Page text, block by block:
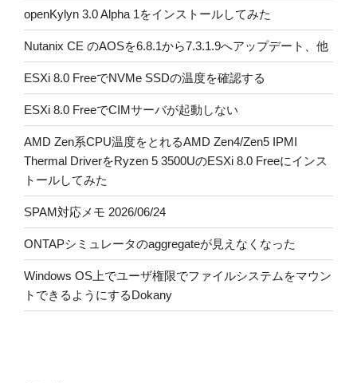
openKylyn 3.0 Alpha 1をインストールしてみた
Nutanix CE のAOSを6.8.1から7.3.1.9へアップデート、他
ESXi 8.0 FreeでNVMe SSDの温度を確認する
ESXi 8.0 FreeでCIMサーバが起動しない
AMD Zen系CPU温度をとれるAMD Zen4/Zen5 IPMI
Thermal DriverをRyzen 5 3500UのESXi 8.0 Freeにインス
トールしてみた
SPAM対応メモ 2026/06/24
ONTAPシミュレータのaggregateが見えなくなった
Windows OS上でユーザ権限でファイルシステムをマウン
トできるようにするDokany